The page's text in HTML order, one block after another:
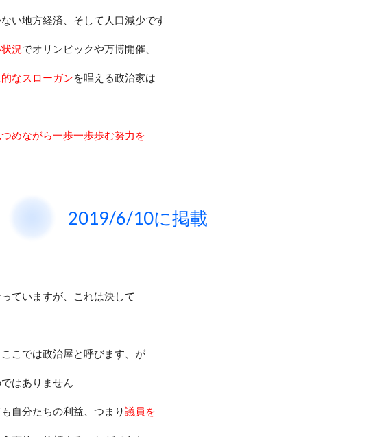
い地方経済、そして人口減少です
況でオリンピックや万博開催、
なスローガンを唱える政治家は
めながら一歩一歩歩む努力を
6/10に掲載
ていますが、これは決して
こでは政治屋と呼びます、が
はありません
自分たちの利益、つまり議員を